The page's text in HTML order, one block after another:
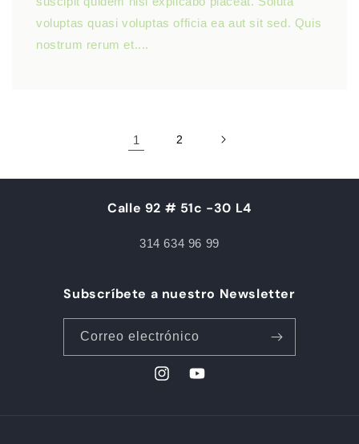
voluptas quasi voluptas officia ea aut sit sed. Quis
nostrum rerum et....
1 2
Calle 92 # 51c -30 L4
314 634 96 99
Subscríbete a nuestro Newsletter
Correo electrónico
InstagramYouTube